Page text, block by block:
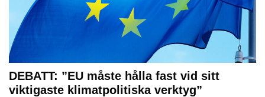
DEBATT: ”EU måste hålla fast vid sitt
viktigaste klimatpolitiska verktyg”